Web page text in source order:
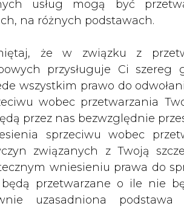
usług mogą być
na różnych podstawach.
że w związku z
przysługuje Ci szereg
wszystkim prawo do
wobec przetwarzania
przez nas bezwzględnie
sprzeciwu wobec
związanych z Twoją
wniesieniu prawa do
przetwarzane o ile nie
uzasadniona podstawa
Vattenfall, który
udziałów w berlińskim
firm, zakończyli więc
ziściły, powstałby, trzeci
inteligencji. Wydawca
publikacji do szkoleń